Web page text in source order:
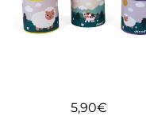
5,90€